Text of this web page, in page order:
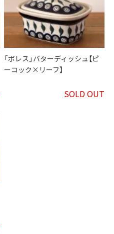
「ボレス」バターディッシュ【ピ
ーコック×リーフ】
SOLD OUT